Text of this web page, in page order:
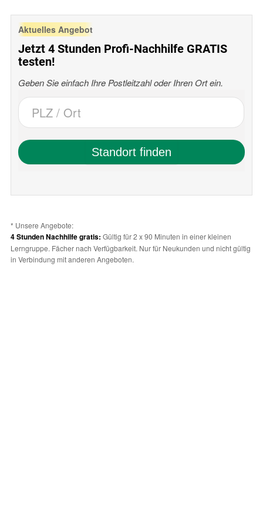
Aktuelles Angebot
Jetzt 4 Stunden Profi-Nachhilfe GRATIS
testen!
Geben Sie einfach Ihre Postleitzahl oder Ihren Ort ein.
* Unsere Angebote:
4 Stunden Nachhilfe gratis: Gültig für 2 x 90 Minuten in einer kleinen
Lerngruppe. Fächer nach Verfügbarkeit. Nur für Neukunden und nicht gültig
in Verbindung mit anderen Angeboten.